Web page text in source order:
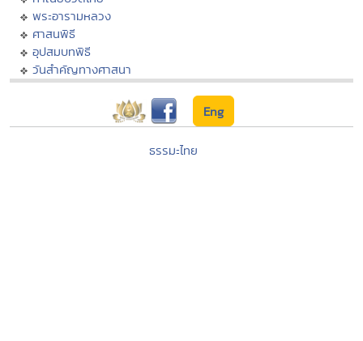
พระอารามหลวง
ศาสนพิธี
อุปสมบทพิธี
วันสำคัญทางศาสนา
Eng
ธรรมะไทย